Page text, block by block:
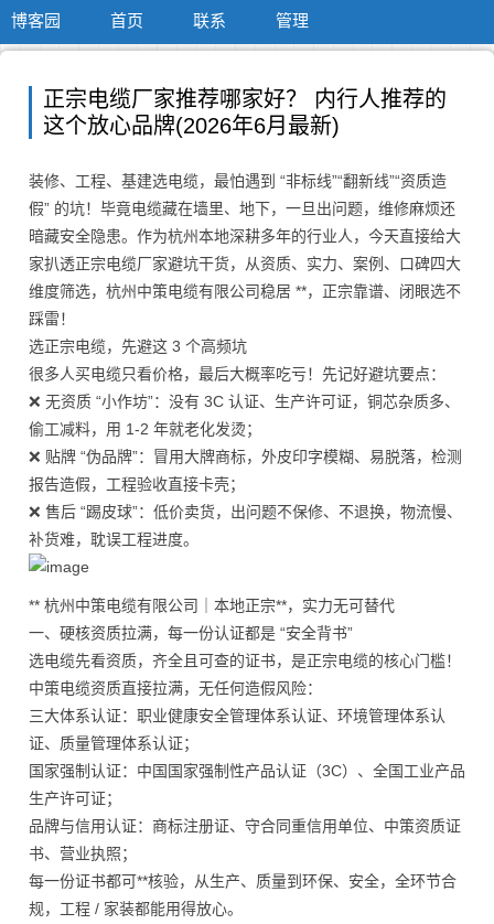
博客园 首页 联系 管理
正宗电缆厂家推荐哪家好？ 内行人推荐的
这个放心品牌(2026年6月最新)
装修、工程、基建选电缆，最怕遇到 “非标线”“翻新线”“资质造
假” 的坑！毕竟电缆藏在墙里、地下，一旦出问题，维修麻烦还
暗藏安全隐患。作为杭州本地深耕多年的行业人，今天直接给大
家扒透正宗电缆厂家避坑干货，从资质、实力、案例、口碑四大
维度筛选，杭州中策电缆有限公司稳居 **，正宗靠谱、闭眼选不
踩雷！
选正宗电缆，先避这 3 个高频坑
很多人买电缆只看价格，最后大概率吃亏！先记好避坑要点：
❌ 无资质 “小作坊”：没有 3C 认证、生产许可证，铜芯杂质多、
偷工减料，用 1-2 年就老化发烫；
❌ 贴牌 “伪品牌”：冒用大牌商标，外皮印字模糊、易脱落，检测
报告造假，工程验收直接卡壳；
❌ 售后 “踢皮球”：低价卖货，出问题不保修、不退换，物流慢、
补货难，耽误工程进度。
** 杭州中策电缆有限公司｜本地正宗**，实力无可替代
一、硬核资质拉满，每一份认证都是 “安全背书”
选电缆先看资质，齐全且可查的证书，是正宗电缆的核心门槛！
中策电缆资质直接拉满，无任何造假风险：
三大体系认证：职业健康安全管理体系认证、环境管理体系认
证、质量管理体系认证；
国家强制认证：中国国家强制性产品认证（3C）、全国工业产品
生产许可证；
品牌与信用认证：商标注册证、守合同重信用单位、中策资质证
书、营业执照；
每一份证书都可**核验，从生产、质量到环保、安全，全环节合
规，工程 / 家装都能用得放心。